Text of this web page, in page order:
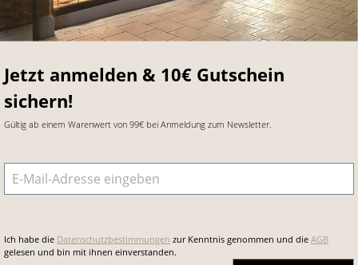
Jetzt anmelden & 10€ Gutschein
sichern!
Gültig ab einem Warenwert von 99€ bei Anmeldung zum Newsletter.
E-Mail-Adresse
Ich habe die Datenschutzbestimmungen zur Kenntnis genommen und die AGB
gelesen und bin mit ihnen einverstanden.